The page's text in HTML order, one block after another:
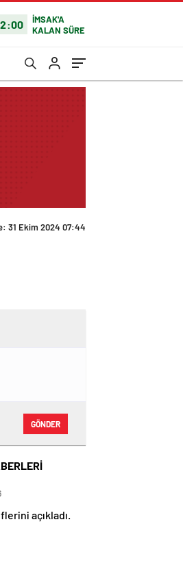
İMSAK'A
KALAN SÜRE
31 Ekim 2024 07:44
GÖNDER
açıkladı.